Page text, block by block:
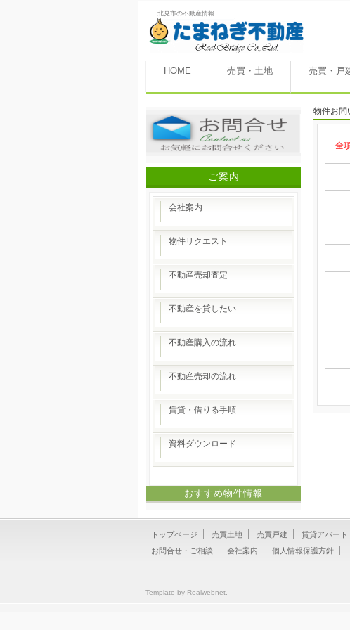
北見市の不動産情報
HOME 売買・土地 売買・戸
物件お問
全
ご案内
会社案内
物件リクエスト
不動産売却査定
不動産を貸したい
不動産購入の流れ
不動産売却の流れ
賃貸・借りる手順
資料ダウンロード
おすすめ物件情報
Template by Realwebnet.
トップページ 売買土地 売買戸建 賃貸アパート
お問合せ・ご相談
会社案内 個人情報保護方針